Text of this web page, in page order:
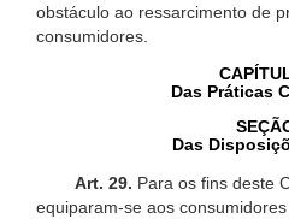
obstáculo ao ressarcimento de
consumidores.
Das Práticas
Das
Art. 29. Para os fins deste
equiparam-se aos